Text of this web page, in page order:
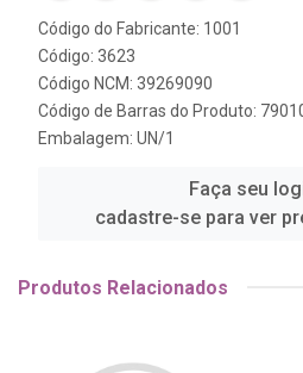
Código do Fabricante: 1001
Código: 3623
Código NCM: 39269090
Código de Barras do Produto:
Embalagem: UN/1
Faça seu
cadastre-se para ver
Produtos Relacionados